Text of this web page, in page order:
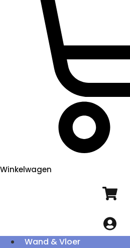
Winkelwagen
Wand & Vloer